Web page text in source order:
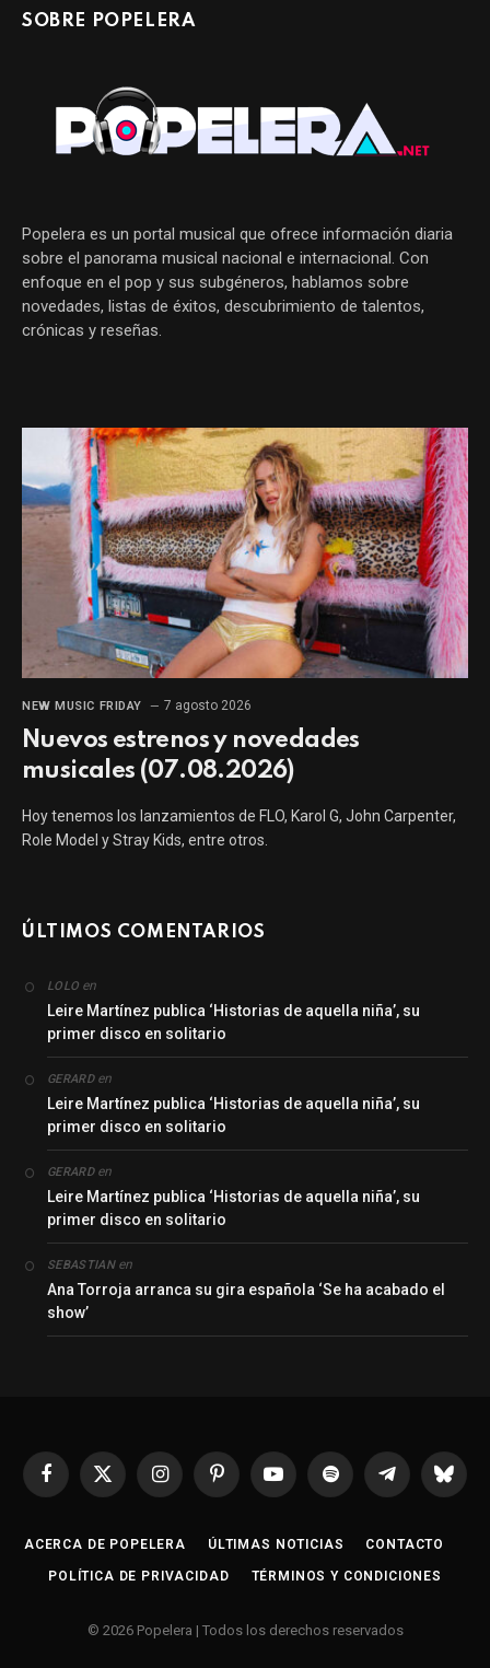
SOBRE POPELERA
Popelera es un portal musical que ofrece información diaria
sobre el panorama musical nacional e internacional. Con
enfoque en el pop y sus subgéneros, hablamos sobre
novedades, listas de éxitos, descubrimiento de talentos,
crónicas y reseñas.
NEW MUSIC FRIDAY 7 agosto 2026
Nuevos estrenos y novedades
musicales (07.08.2026)
Hoy tenemos los lanzamientos de FLO, Karol G, John Carpenter,
Role Model y Stray Kids, entre otros.
ÚLTIMOS COMENTARIOS
LOLO en
Leire Martínez publica ‘Historias de aquella niña’, su
primer disco en solitario
GERARDen
Leire Martínez publica ‘Historias de aquella niña’, su
primer disco en solitario
GERARDen
Leire Martínez publica ‘Historias de aquella niña’, su
primer disco en solitario
SEBASTIANen
Ana Torroja arranca su gira española ‘Se ha acabado el
show’
Facebook
X
InstagramPinterestYouTubeSpotify Telegrama
ACERCA DE POPELERA ÚLTIMAS NOTICIAS CONTACTO
POLÍTICA DE PRIVACIDAD TÉRMINOS Y CONDICIONES
© 2026 Popelera | Todos los derechos reservados